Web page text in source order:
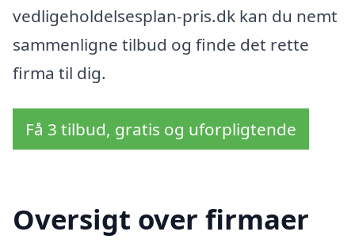
vedligeholdelsesplan-pris.dk kan du nemt
sammenligne tilbud og finde det rette
firma til dig.
Få 3 tilbud, gratis og uforpligtende
Oversigt over firmaer